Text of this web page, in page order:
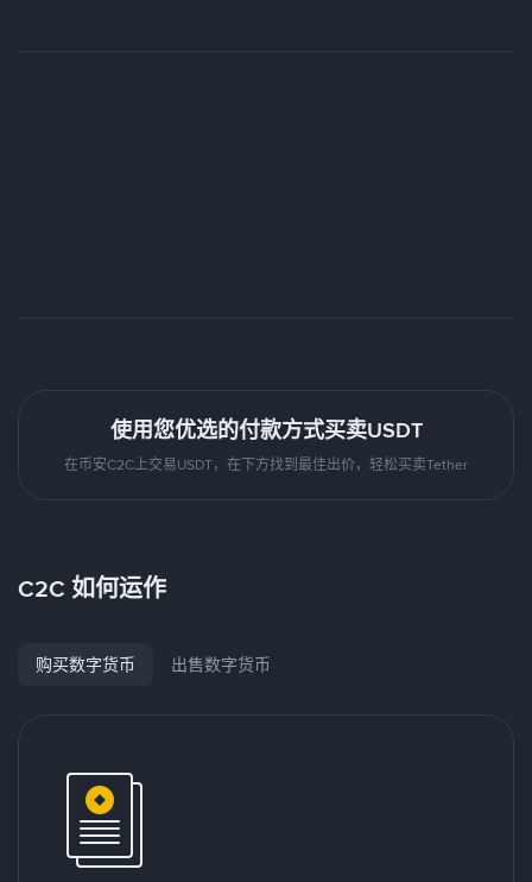
使用您优选的付款方式买卖USDT
在币安C2C上交易USDT，在下方找到最佳出价，轻松买卖Tether
C2C 如何运作
购买数字货币 出售数字货币